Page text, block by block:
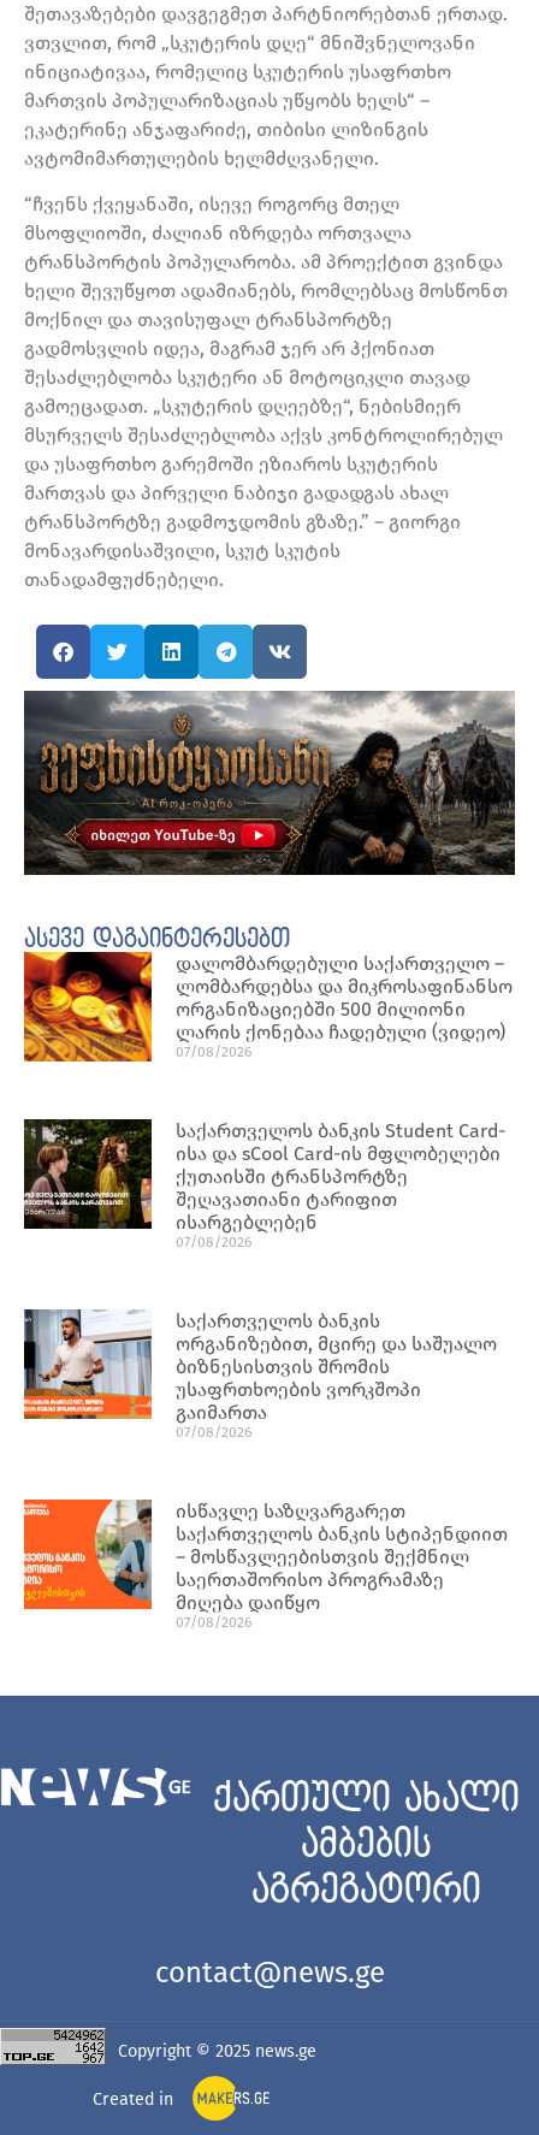
შეთავაზებები დავგეგმეთ პარტნიორებთან ერთად.
ვთვლით, რომ „სკუტერის დღე“ მნიშვნელოვანი
ინიციატივაა, რომელიც სკუტერის უსაფრთხო
მართვის პოპულარიზაციას უწყობს ხელს“ –
ეკატერინე ანჯაფარიძე, თიბისი ლიზინგის
ავტომიმართულების ხელმძღვანელი.
“ჩვენს ქვეყანაში, ისევე როგორც მთელ
მსოფლიოში, ძალიან იზრდება ორთვალა
ტრანსპორტის პოპულარობა. ამ პროექტით გვინდა
ხელი შევუწყოთ ადამიანებს, რომლებსაც მოსწონთ
მოქნილ და თავისუფალ ტრანსპორტზე
გადმოსვლის იდეა, მაგრამ ჯერ არ ჰქონიათ
შესაძლებლობა სკუტერი ან მოტოციკლი თავად
გამოეცადათ. „სკუტერის დღეებზე“, ნებისმიერ
მსურველს შესაძლებლობა აქვს კონტროლირებულ
და უსაფრთხო გარემოში ეზიაროს სკუტერის
მართვას და პირველი ნაბიჯი გადადგას ახალ
ტრანსპორტზე გადმოჯდომის გზაზე.” – გიორგი
მონავარდისაშვილი, სკუტ სკუტის
თანადამფუძნებელი.
ასევე დაგაინტერესებთ
დალომბარდებული საქართველო –
ლომბარდებსა და მიკროსაფინანსო
ორგანიზაციებში 500 მილიონი
ლარის ქონებაა ჩადებული (ვიდეო)
07/08/2026
საქართველოს ბანკის Student Card-
ისა და sCool Card-ის მფლობელები
ქუთაისში ტრანსპორტზე
შეღავათიანი ტარიფით
ისარგებლებენ
07/08/2026
საქართველოს ბანკის
ორგანიზებით, მცირე და საშუალო
ბიზნესისთვის შრომის
უსაფრთხოების ვორკშოპი
გაიმართა
07/08/2026
ისწავლე საზღვარგარეთ
საქართველოს ბანკის სტიპენდიით
– მოსწავლეებისთვის შექმნილ
საერთაშორისო პროგრამაზე
მიღება დაიწყო
07/08/2026
ქართული ახალი
ამბების
აგრეგატორი
contact@news.ge
Copyright © 2025 news.ge
Created in